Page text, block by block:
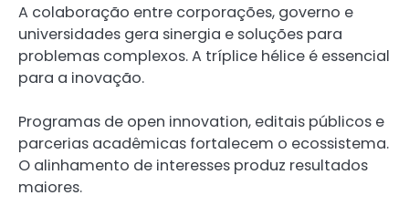
A colaboração entre corporações, governo e
universidades gera sinergia e soluções para
problemas complexos. A tríplice hélice é essencial
para a inovação.
Programas de open innovation, editais públicos e
parcerias acadêmicas fortalecem o ecossistema.
O alinhamento de interesses produz resultados
maiores.